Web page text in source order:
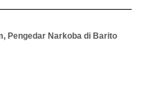
Pengedar Narkoba di Barito